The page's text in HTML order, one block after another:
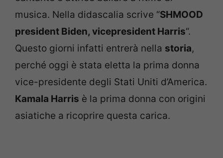
musica. Nella didascalia scrive “SHMOOD
president Biden, vicepresident Harris“.
Questo giorni infatti entrerà nella storia,
perché oggi è stata eletta la prima donna
vice-presidente degli Stati Uniti d’America.
Kamala Harris è la prima donna con origini
asiatiche a ricoprire questa carica.